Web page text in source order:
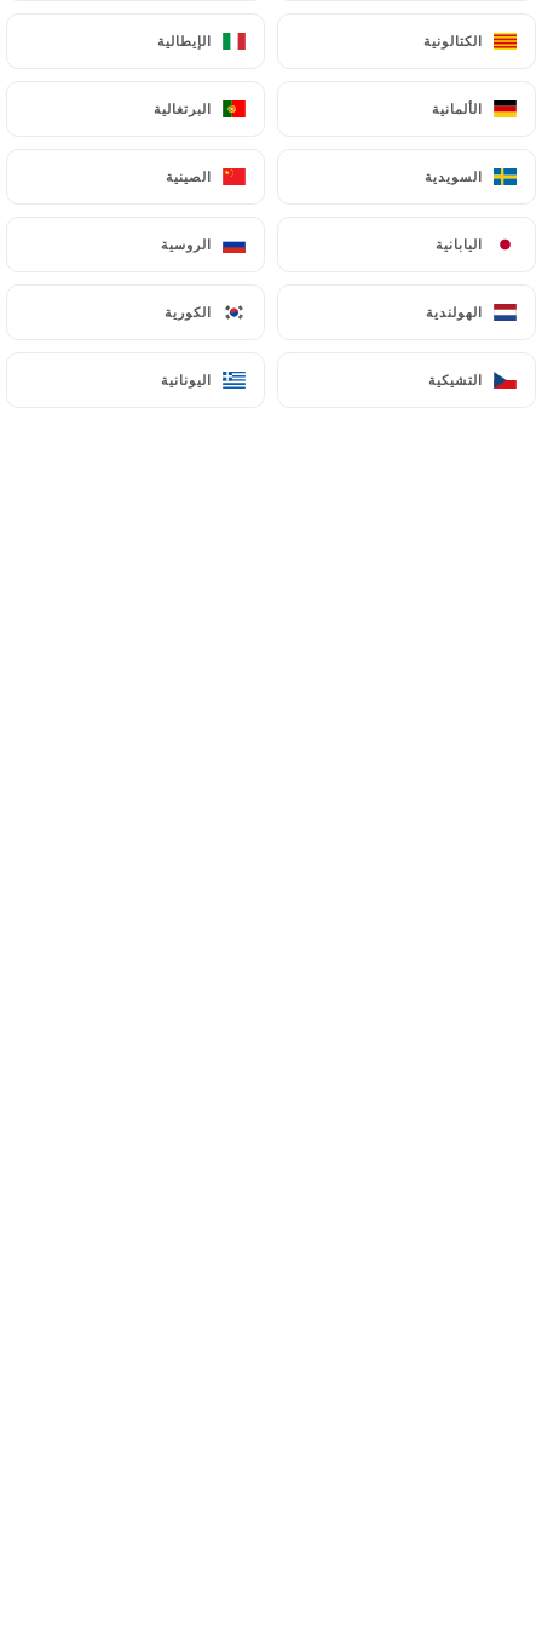
الكتالونية الإيطالية
الألمانية البرتغالية
السويدية الصينية
اليابانية الروسية
الهولندية الكورية
التشيكية اليونانية
الكتالونية الإيطالية
الألمانية البرتغالية
السويدية الصينية
اليابانية الروسية
الهولندية الكورية
التشيكية اليونانية